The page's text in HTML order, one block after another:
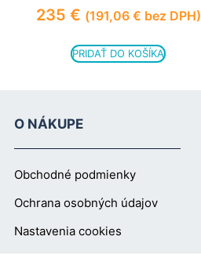
235 € (191,06 € bez DPH)
PRIDAŤ DO KOŠÍKA
O NÁKUPE
Obchodné podmienky
Ochrana osobných údajov
Nastavenia cookies